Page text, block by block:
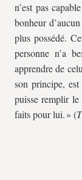
n’est pas
bonheur
plus possédé.
personne n’a
apprendre de
son principe,
puisse remplir
faits pour lui. » (